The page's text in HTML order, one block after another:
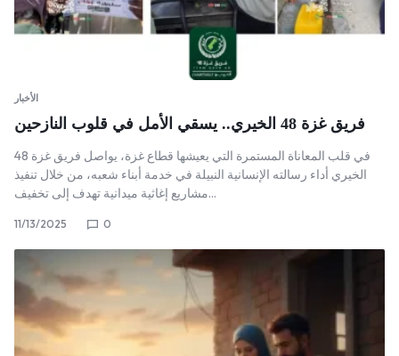
الأخبار
فريق غزة 48 الخيري.. يسقي الأمل في قلوب النازحين
في قلب المعاناة المستمرة التي يعيشها قطاع غزة، يواصل فريق غزة 48
الخيري أداء رسالته الإنسانية النبيلة في خدمة أبناء شعبه، من خلال تنفيذ
مشاريع إغاثية ميدانية تهدف إلى تخفيف…
11/13/2025 0